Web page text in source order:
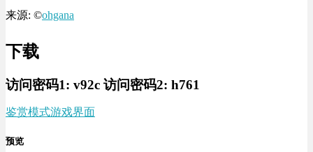
来源: ©ohgana
下载
访问密码1: v92c 访问密码2: h761
鉴赏模式游戏界面
预览